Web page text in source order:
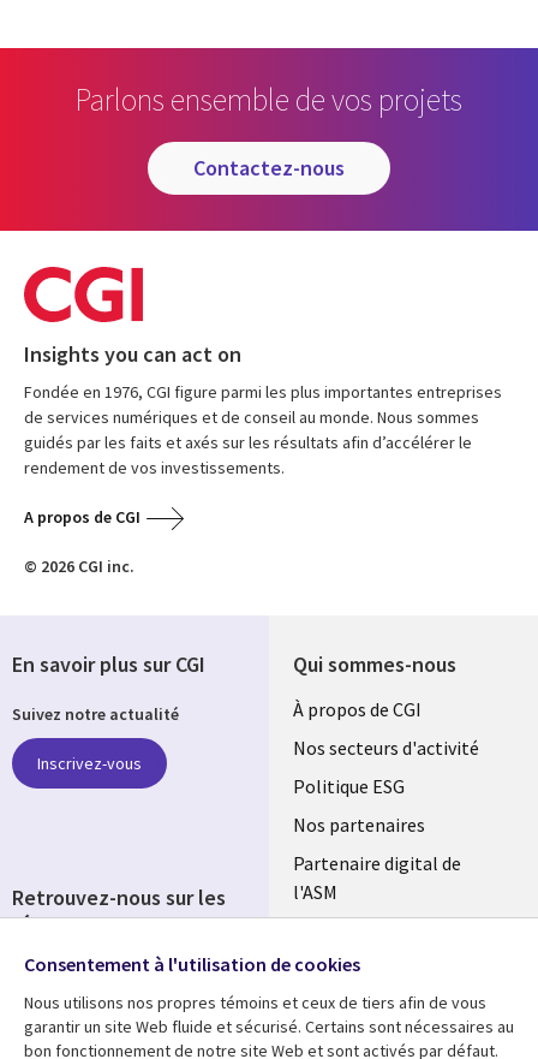
Parlons ensemble de vos projets
contactez-nous
Insights you can act on
Fondée en 1976, CGI figure parmi les plus importantes entreprises
de services numériques et de conseil au monde. Nous sommes
guidés par les faits et axés sur les résultats afin d’accélérer le
rendement de vos investissements.
A propos de CGI
© 2026 CGI inc.
Qui sommes-nous
Useful
links
FRANCE
À propos de CGI
Nos secteurs d'activité
Politique ESG
Nos partenaires
Partenaire digital de
l'ASM
Fusions
En savoir plus sur CGI
Suivez notre actualité
Inscrivez-vous
Retrouvez-nous sur les
réseaux
Social
Media
FRANCE
Consentement à l'utilisation de cookies
Nous utilisons nos propres témoins et ceux de tiers afin de vous
garantir un site Web fluide et sécurisé. Certains sont nécessaires au
bon fonctionnement de notre site Web et sont activés par défaut.